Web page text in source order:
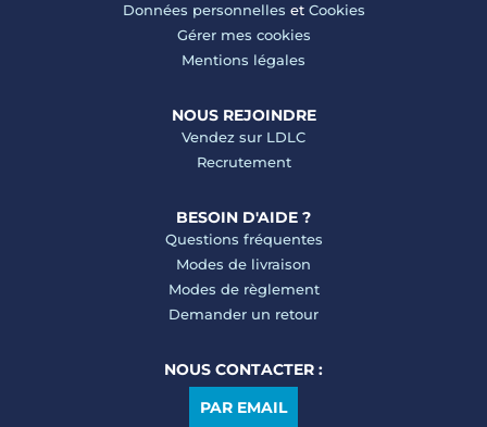
Données personnelles et Cookies
Gérer mes cookies
Mentions légales
NOUS REJOINDRE
Vendez sur LDLC
Recrutement
BESOIN D'AIDE ?
Questions fréquentes
Modes de livraison
Modes de règlement
Demander un retour
NOUS CONTACTER :
PAR EMAIL